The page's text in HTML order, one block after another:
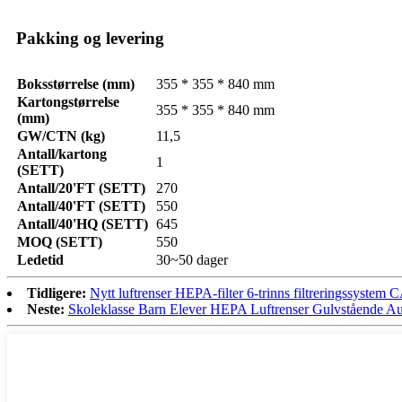
Pakking og levering
Boksstørrelse (mm)
355 * 355 * 840 mm
Kartongstørrelse
(mm)
355 * 355 * 840 mm
GW/CTN (kg)
11,5
Antall/kartong
(SETT)
1
Antall/20'FT (SETT)
270
Antall/40'FT (SETT)
550
Antall/40'HQ (SETT) 645
MOQ (SETT)
550
Ledetid
30~50 dager
Tidligere: Nytt luftrenser HEPA-filter 6-trinns filtreringssystem
Neste: Skoleklasse Barn Elever HEPA Luftrenser Gulvstående